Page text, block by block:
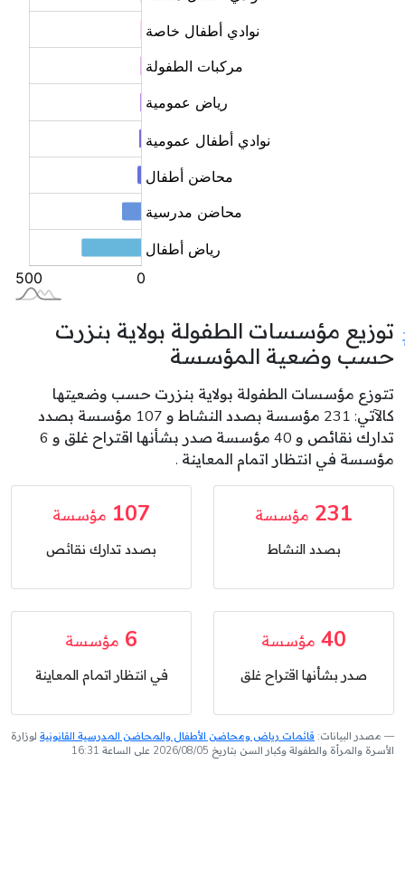
توزيع مؤسسات الطفولة بولاية بنزرت
حسب وضعية المؤسسة
تتوزع مؤسسات الطفولة بولاية بنزرت حسب وضعيتها
كالآتي: 231 مؤسسة بصدد النشاط و 107 مؤسسة بصدد
تدارك نقائص و 40 مؤسسة صدر بشأنها اقتراح غلق و 6
مؤسسة في انتظار اتمام المعاينة .
231 مؤسسة
بصدد النشاط
107 مؤسسة
بصدد تدارك نقائص
40 مؤسسة
صدر بشأنها اقتراح غلق
6 مؤسسة
في انتظار اتمام المعاينة
مصدر البيانات: قائمات رياض ومحاضن الأطفال والمحاضن المدرسية القانونية لوزارة
الأسرة والمرأة والطفولة وكبار السن بتاريخ 2026/08/05 على الساعة 16:31